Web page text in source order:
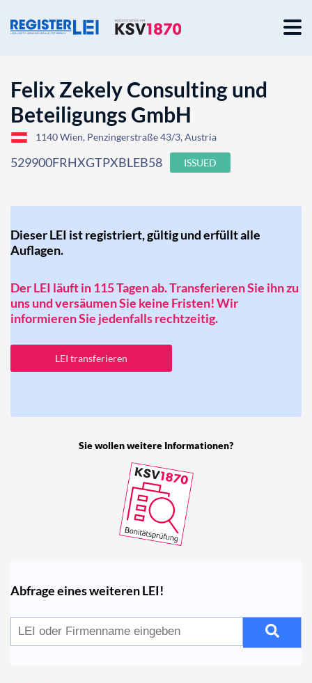
Felix Zekely Consulting und
Beteiligungs GmbH
1140 Wien, Penzingerstraße 43/3, Austria
529900FRHXGTPXBLEB58 ISSUED
Dieser LEI ist registriert, gültig und erfüllt alle
Auflagen.
Der LEI läuft in 115 Tagen ab. Transferieren Sie ihn zu
uns und versäumen Sie keine Fristen! Wir
informieren Sie jedenfalls rechtzeitig.
LEI transferieren
Sie wollen weitere Informationen?
Abfrage eines weiteren LEI!